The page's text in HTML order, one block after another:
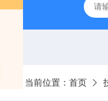
82回旋水浴恒温振荡器
当前位置： 首页